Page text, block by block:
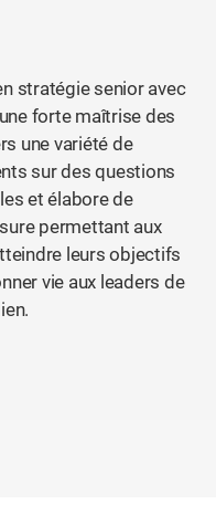
stratégie senior avec
forte maîtrise des
une variété de
sur des questions
et élabore de
permettant aux
leurs objectifs
vie aux leaders de